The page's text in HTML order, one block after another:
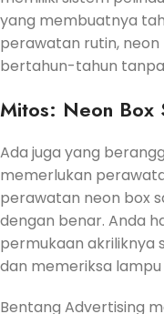
yang membuatnya
perawatan rutin,
bertahun-tahun
Mitos: Neon Box
Ada juga yang
memerlukan
perawatan neon box
dengan benar. Anda
permukaan akriliknya
dan memeriksa
Bentang Advertising